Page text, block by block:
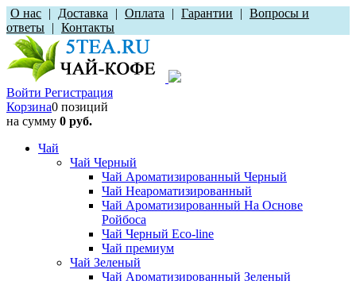
О нас | Доставка | Оплата | Гарантии | Вопросы и
ответы | Контакты
Войти Регистрация
Корзина0 позиций
на сумму 0 руб.
Чай
Чай Черный
Чай Ароматизированный Черный
Чай Неароматизированный
Чай Ароматизированный На Основе
Ройбоса
Чай Черный Eco-line
Чай премиум
Чай Зеленый
Чай Ароматизированный Зеленый